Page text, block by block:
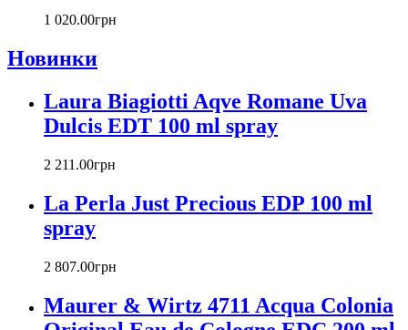
Chanel
Chloe
Chopard
Christian Audigier
Christian Dior
Christina Aguilera
Cindy Crawford
Clinique
Clive Christian
Cofinluxe
Costume National
1 020.00грн
Новинки
Laura Biagiotti Aqve Romane Uva
Dulcis EDT 100 ml spray
2 211 .00грн
La Perla Just Precious EDP 100 ml
spray
2 807.00грн
Maurer & Wirtz 4711 Acqua Colonia